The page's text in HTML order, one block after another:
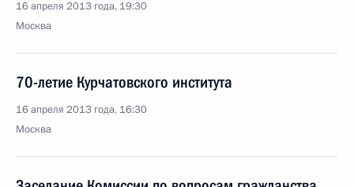
16 апреля 2013 года, 19:30
Москва
70-летие Курчатовского института
16 апреля 2013 года, 16:30
Москва